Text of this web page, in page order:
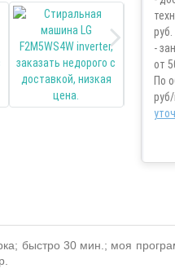
руб.
-
от
По
быстро 30 мин.; моя